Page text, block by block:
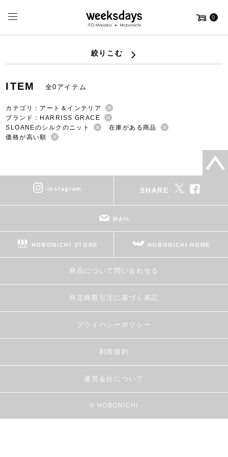
0
絞りこむ
ITEM 全0アイテム
カテゴリ：アート＆インテリア
ブランド：HARRISS GRACE
SLOANEのシルクのニット
在庫がある商品
価格が高い順
instagram SHARE
MAIL
HOBONICHI STORE HOBONICHI HOME
商品について問い合わせる
特定商取引法に基づく表記
プライバシーポリシー
利用規約
運営会社について
© HOBONICHI